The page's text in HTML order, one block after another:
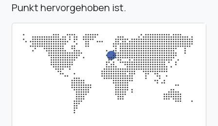
Punkt hervorgehoben ist.